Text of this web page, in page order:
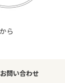
ら
お問い合わせ